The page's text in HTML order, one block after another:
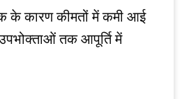
के कारण कीमतों में कमी आई
तक आपूर्ति में